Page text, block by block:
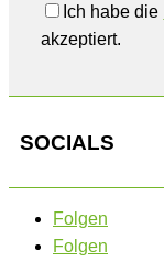
Ich habe die
akzeptiert.
SOCIALS
Folgen
Folgen